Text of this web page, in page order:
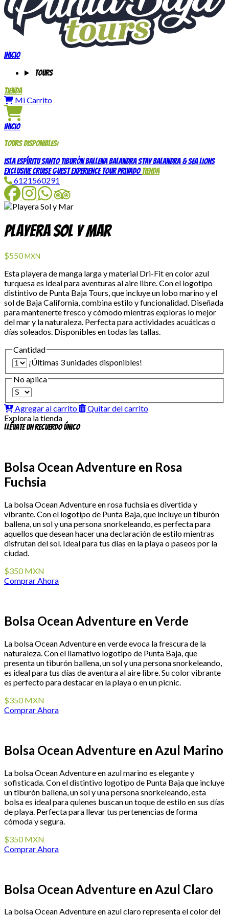
Inicio
Tours
Tienda
Mi Carrito
Inicio
Tours disponibles:
Isla Espíritu SantoTiburón BallenaBalandra StayBalandra & Sea Lions
Exclusive Cruise Guest ExperienceTour PrivadoTienda
6121560291
FacebookInstagram
WhatsAppTripAdvisor
Playera Sol y Mar
$550MXN
Esta playera de manga larga y material Dri-Fit en color azul
turquesa es ideal para aventuras al aire libre. Con el logotipo
distintivo de Punta Baja Tours, que incluye un lobo marino y el
sol de Baja California, combina estilo y funcionalidad. Diseñada
para mantenerte fresco y cómodo mientras exploras lo mejor
del mar y la naturaleza. Perfecta para actividades acuáticas o
días soleados. Disponibles en todas las tallas.
Cantidad
¡Últimas 3 unidades disponibles!
No aplica
Agregar al carrito
Quitar del carrito
Explora la tienda
Llévate un recuerdo único
Bolsa Ocean Adventure en Rosa
Fuchsia
La bolsa Ocean Adventure en rosa fuchsia es divertida y
vibrante. Con el logotipo de Punta Baja, que incluye un tiburón
ballena, un sol y una persona snorkeleando, es perfecta para
aquellos que desean hacer una declaración de estilo mientras
disfrutan del sol. Ideal para tus días en la playa o paseos por la
ciudad.
$350 MXN
Comprar Ahora
Bolsa Ocean Adventure en Verde
La bolsa Ocean Adventure en verde evoca la frescura de la
naturaleza. Con el llamativo logotipo de Punta Baja, que
presenta un tiburón ballena, un sol y una persona snorkeleando,
es ideal para tus días de aventura al aire libre. Su color vibrante
es perfecto para destacar en la playa o en un picnic.
$350 MXN
Comprar Ahora
Bolsa Ocean Adventure en Azul Marino
La bolsa Ocean Adventure en azul marino es elegante y
sofisticada. Con el distintivo logotipo de Punta Baja que incluye
un tiburón ballena, un sol y una persona snorkeleando, esta
bolsa es ideal para quienes buscan un toque de estilo en sus días
de playa. Perfecta para llevar tus pertenencias de forma
cómoda y segura.
$350 MXN
Comprar Ahora
Bolsa Ocean Adventure en Azul Claro
La bolsa Ocean Adventure en azul claro representa el color del